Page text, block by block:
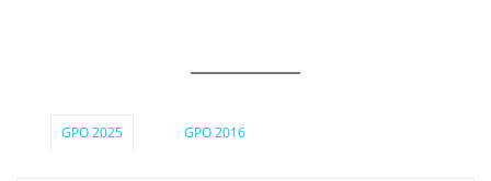
GPO 2025 GPO 2016